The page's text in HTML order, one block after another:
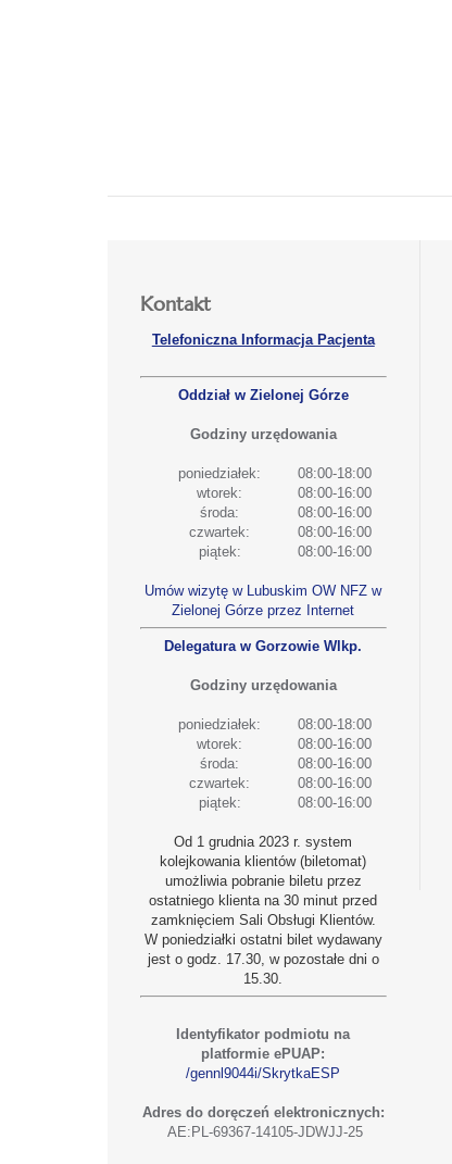
Kontakt
Telefoniczna Informacja Pacjenta
Oddział w Zielonej Górze
Godziny urzędowania
poniedziałek:
08:00-18:00
wtorek:
08:00-16:00
środa:
08:00-16:00
czwartek:
08:00-16:00
piątek:
08:00-16:00
Umów wizytę w Lubuskim OW NFZ w
Zielonej Górze przez Internet
Delegatura w Gorzowie Wlkp.
Godziny urzędowania
poniedziałek:
08:00-18:00
wtorek:
08:00-16:00
środa:
08:00-16:00
czwartek:
08:00-16:00
piątek:
08:00-16:00
Od 1 grudnia 2023 r. system
kolejkowania klientów (biletomat)
umożliwia pobranie biletu przez
ostatniego klienta na 30 minut przed
zamknięciem Sali Obsługi Klientów.
W poniedziałki ostatni bilet wydawany
jest o godz. 17.30, w pozostałe dni o
15.30.
Identyfikator podmiotu na
platformie ePUAP:
/gennl9044i/SkrytkaESP
Adres do doręczeń elektronicznych:
AE:PL-69367-14105-JDWJJ-25